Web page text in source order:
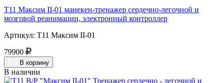
Т11 Максим II-01 манекен-тренажер сердечно-легочной и
мозговой реанимации, электронный контроллер
Артикул: Т11 Максим II-01
79900
В корзину
В наличии